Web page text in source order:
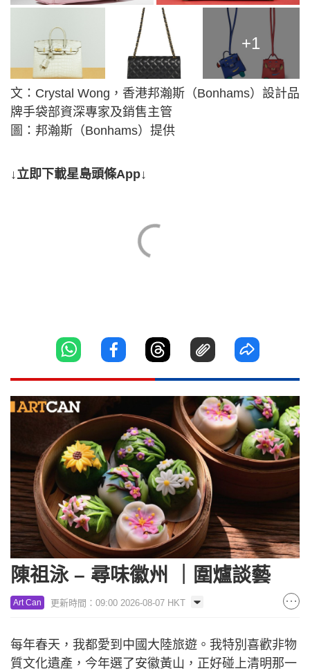
+1
文：Crystal Wong，香港邦瀚斯（Bonhams）設計品
牌手袋部資深專家及銷售主管
圖：邦瀚斯（Bonhams）提供
↓立即下載星島頭條App↓
陳祖泳 – 尋味徽州 ｜圍爐談藝
Art Can 更新時間：09:00 2026-08-07 HKT
每年春天，我都愛到中國大陸旅遊。我特別喜歡非物
質文化遺產，今年選了安徽黃山，正好碰上清明那一